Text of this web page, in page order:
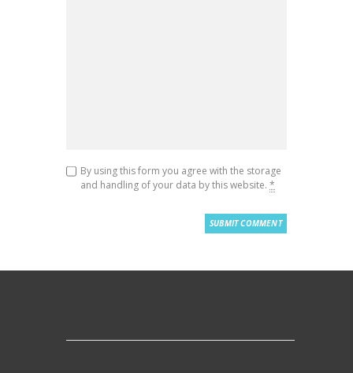
By using this form you agree with the storage
and handling of your data by this website. *